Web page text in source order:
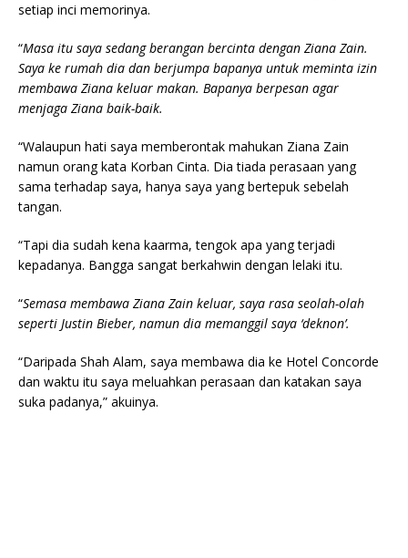
setiap inci memorinya.
“Masa itu saya sedang berangan bercinta dengan Ziana Zain.
Saya ke rumah dia dan berjumpa bapanya untuk meminta izin
membawa Ziana keluar makan. Bapanya berpesan agar
menjaga Ziana baik-baik.
“Walaupun hati saya memberontak mahukan Ziana Zain
namun orang kata Korban Cinta. Dia tiada perasaan yang
sama terhadap saya, hanya saya yang bertepuk sebelah
tangan.
“Tapi dia sudah kena kaarma, tengok apa yang terjadi
kepadanya. Bangga sangat berkahwin dengan lelaki itu.
“Semasa membawa Ziana Zain keluar, saya rasa seolah-olah
seperti Justin Bieber, namun dia memanggil saya ‘deknon’.
“Daripada Shah Alam, saya membawa dia ke Hotel Concorde
dan waktu itu saya meluahkan perasaan dan katakan saya
suka padanya,” akuinya.